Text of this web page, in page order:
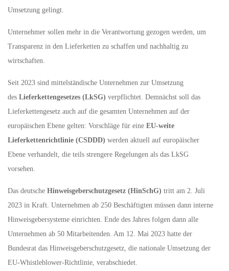
Umsetzung gelingt.
Unternehmer sollen mehr in die Verantwortung gezogen werden, um
Transparenz in den Lieferketten zu schaffen und nachhaltig zu
wirtschaften.
Seit 2023 sind mittelständische Unternehmen zur Umsetzung
des Lieferkettengesetzes (LkSG) verpflichtet. Demnächst soll das
Lieferkettengesetz auch auf die gesamten Unternehmen auf der
europäischen Ebene gelten: Vorschläge für eine EU-weite
Lieferkettenrichtlinie (CSDDD) werden aktuell auf europäischer
Ebene verhandelt, die teils strengere Regelungen als das LkSG
vorsehen.
Das deutsche Hinweisgeberschutzgesetz (HinSchG) tritt am 2. Juli
2023 in Kraft. Unternehmen ab 250 Beschäftigten müssen dann interne
Hinweisgebersysteme einrichten. Ende des Jahres folgen dann alle
Unternehmen ab 50 Mitarbeitenden. Am 12. Mai 2023 hatte der
Bundesrat das Hinweisgeberschutzgesetz, die nationale Umsetzung der
EU-Whistleblower-Richtlinie, verabschiedet.